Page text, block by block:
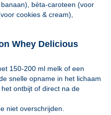
bèta-caroteen (voor
cookies & cream),
Whey Delicious
150-200 ml melk of een
snelle opname in het lichaam
ontbijt of direct na de
niet overschrijden.